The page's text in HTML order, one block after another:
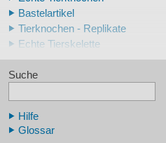
Bastelartikel
Tierknochen - Replikate
Echte Tierskelette
Echte Tierzähne
Krallen- und Zahnreplikate
Schädelreplikate Mensch
Knochenreplikate Mensch
Suche
Hilfe
Glossar